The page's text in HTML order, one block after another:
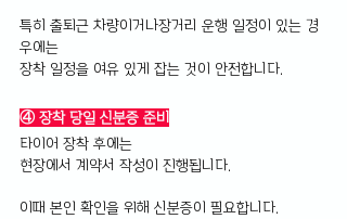
특히 출퇴근 차량이거나장거리 운행 일정이 있는 경
우에는
장착 일정을 여유 있게 잡는 것이 안전합니다.
④ 장착 당일 신분증 준비
타이어 장착 후에는
현장에서 계약서 작성이 진행됩니다.
이때 본인 확인을 위해 신분증이 필요합니다.